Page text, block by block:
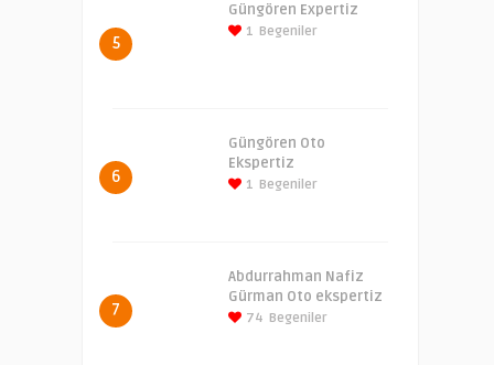
5
Güngören Expertiz
1 Begeniler
6
Güngören Oto
Ekspertiz
1 Begeniler
7
Abdurrahman Nafiz
Gürman Oto ekspertiz
74 Begeniler